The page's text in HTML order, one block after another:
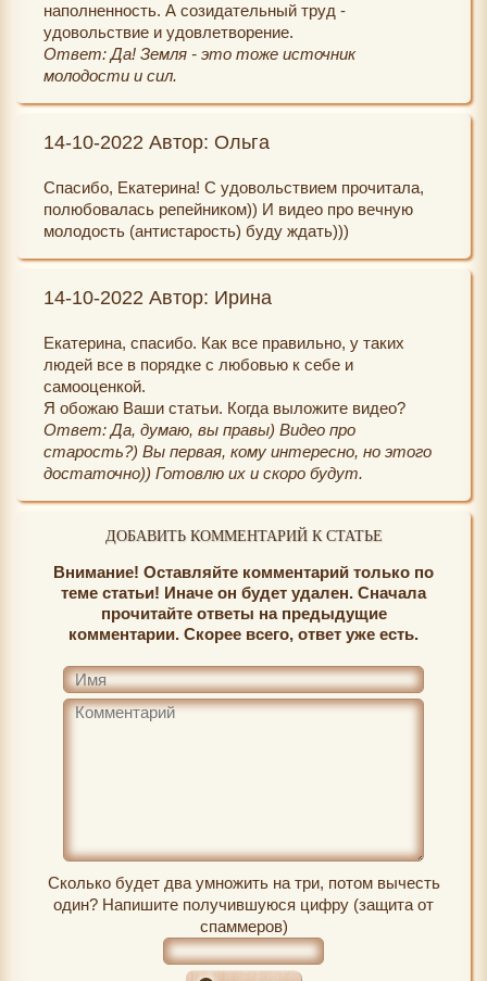
наполненность. А созидательный труд -
удовольствие и удовлетворение.
Ответ: Да! Земля - это тоже источник
молодости и сил.
14-10-2022 Автор: Ольга
Спасибо, Екатерина! С удовольствием прочитала,
полюбовалась репейником)) И видео про вечную
молодость (антистарость) буду ждать)))
14-10-2022 Автор: Ирина
Екатерина, спасибо. Как все правильно, у таких
людей все в порядке с любовью к себе и
самооценкой.
Я обожаю Ваши статьи. Когда выложите видео?
Ответ: Да, думаю, вы правы) Видео про
старость?) Вы первая, кому интересно, но этого
достаточно)) Готовлю их и скоро будут.
ДОБАВИТЬ КОММЕНТАРИЙ К СТАТЬЕ
Внимание! Оставляйте комментарий только по
теме статьи! Иначе он будет удален. Сначала
прочитайте ответы на предыдущие
комментарии. Скорее всего, ответ уже есть.
Сколько будет два умножить на три, потом вычесть
один? Напишите получившуюся цифру (защита от
спаммеров)